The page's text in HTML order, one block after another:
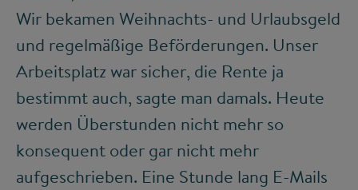
Wir bekamen Weihnachts- und Urlaubsgeld
und regelmäßige Beförderungen. Unser
Arbeitsplatz war sicher, die Rente ja
bestimmt auch, sagte man damals. Heute
werden Überstunden nicht mehr so
konsequent oder gar nicht mehr
aufgeschrieben. Eine Stunde lang E-Mails